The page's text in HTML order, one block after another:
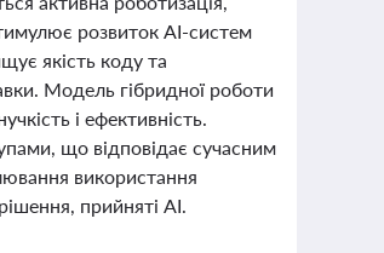
розвиток AI-систем
якість коду та
Модель гібридної роботи
і ефективність.
що відповідає сучасним
використання
прийняті AI.